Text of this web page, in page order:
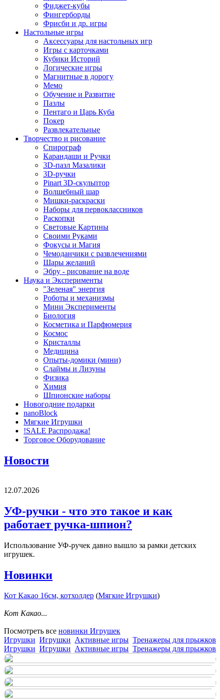
Фиджет-кубы
Фингерборды
Фрисби и др. игры
Настольные игры
Аксессуары для настольных игр
Игры с карточками
Кубики Историй
Логические игры
Магнитные в дорогу
Мемо
Обучение и Развитие
Пазлы
Пентаго и Царь Куба
Покер
Развлекательные
Творчество и рисование
Спирограф
Карандаши и Ручки
3D-пазл Мазалики
3D-ручки
Pinart 3D-скульптор
Волшебный шар
Мишки-раскраски
Наборы для первоклассников
Раскопки
Световые Картины
Своими Руками
Фокусы и Магия
Чемоданчики с развлечениями
Шары желаний
Эбру - рисование на воде
Наука и Эксперименты
"Зеленая" энергия
Роботы и механизмы
Мини Эксперименты
Биология
Косметика и Парфюмерия
Космос
Кристаллы
Медицина
Опыты-домики (мини)
Слаймы и Лизуны
Физика
Химия
Шпионские наборы
Новогодние подарки
nanoBlock
Мягкие Игрушки
!SALE Распродажа!
Торговое Оборудование
Новости
12.07.2026
УФ-ручки - что это такое и как
работает ручка-шпион?
Использование УФ-ручек давно вышло за рамки детских
игрушек.
Новинки
Кот Какао 16см, котхолдер (Мягкие Игрушки)
Кот Какао...
Посмотреть все новинки Игрушек
Игрушки Игрушки Активные игры Тренажеры для прыжков
Игрушки Игрушки Активные игры Тренажеры для прыжков